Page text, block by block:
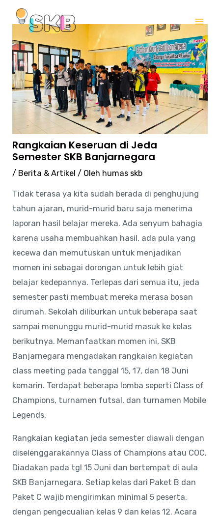
Lewati
Rangkaian Keseruan di Jeda
Semester SKB Banjarnegara
/ Berita & Artikel / Oleh humas skb
Tidak terasa ya kita sudah berada di penghujung
tahun ajaran, murid-murid baru saja menerima
laporan hasil belajar mereka. Ada senyum bahagia
karena usaha membuahkan hasil, ada pula yang
kecewa dan memutuskan untuk menjadikan
momen ini sebagai dorongan untuk lebih giat
belajar kedepannya. Terlepas dari semua itu, jeda
semester pasti membuat mereka merasa bosan
dirumah. Sekolah diliburkan untuk beberapa saat
sampai menunggu murid-murid masuk ke kelas
berikutnya. Memanfaatkan momen ini, SKB
Banjarnegara mengadakan rangkaian kegiatan
class meeting pada tanggal 15, 17, dan 18 Juni
kemarin. Terdapat beberapa lomba seperti Class of
Champions, turnamen futsal, dan turnamen Mobile
Legends.
Rangkaian kegiatan jeda semester diawali dengan
diselenggarakannya Class of Champions atau COC.
Diadakan pada tgl 15 Juni dan bertempat di aula
SKB Banjarnegara. Setiap kelas dari Paket B dan
Paket C wajib mengirimkan minimal 5 peserta,
dengan pengecualian kelas 9 dan kelas 12. Acara
navigation